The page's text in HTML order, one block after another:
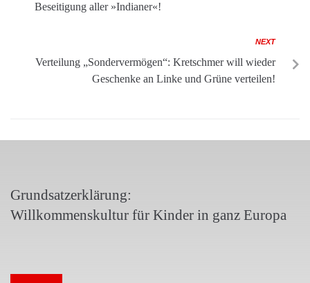
Beseitigung aller »Indianer«!
NEXT
Verteilung „Sondervermögen“: Kretschmer will wieder
Geschenke an Linke und Grüne verteilen!
Grundsatzerklärung:
Willkommenskultur für Kinder in ganz Europa